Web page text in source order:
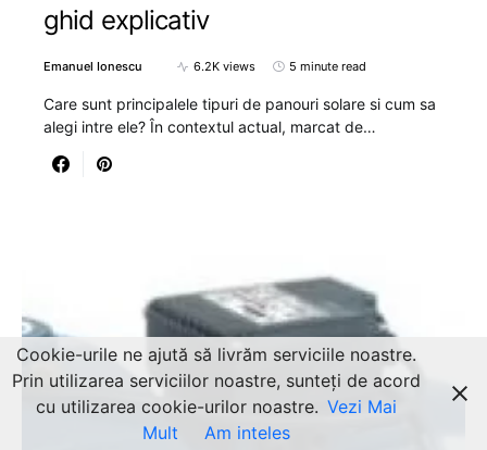
ghid explicativ
Emanuel Ionescu 6.2K views 5 minute read
Care sunt principalele tipuri de panouri solare si cum sa
alegi intre ele? În contextul actual, marcat de…
Cookie-urile ne ajută să livrăm serviciile noastre.
Prin utilizarea serviciilor noastre, sunteți de acord
cu utilizarea cookie-urilor noastre. Vezi Mai
Mult
Am inteles